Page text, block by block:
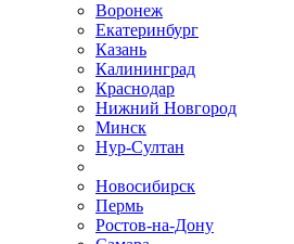
Воронеж
Екатеринбург
Казань
Калининград
Краснодар
Нижний Новгород
Минск
Нур-Султан
Новосибирск
Пермь
Ростов-на-Дону